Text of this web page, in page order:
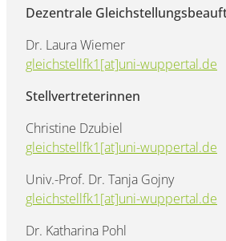
Dezentrale
Dr. Laura Wiemer
gleichstellfk1[at]uni-wuppertal.de
Stellvertreterinnen
Christine Dzubiel
gleichstellfk1[at]uni-wuppertal.de
Univ.-Prof. Dr. Tanja Gojny
gleichstellfk1[at]uni-wuppertal.de
Dr. Katharina Pohl